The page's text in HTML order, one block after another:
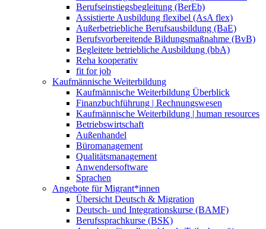
Berufseinstiegsbegleitung (BerEb)
Assistierte Ausbildung flexibel (AsA flex)
Außerbetriebliche Berufsausbildung (BaE)
Berufsvorbereitende Bildungsmaßnahme (BvB)
Begleitete betriebliche Ausbildung (bbA)
Reha kooperativ
fit for job
Kaufmännische Weiterbildung
Kaufmännische Weiterbildung Überblick
Finanzbuchführung | Rechnungswesen
Kaufmännische Weiterbildung | human resources
Betriebswirtschaft
Außenhandel
Büromanagement
Qualitätsmanagement
Anwendersoftware
Sprachen
Angebote für Migrant*innen
Übersicht Deutsch & Migration
Deutsch- und Integrationskurse (BAMF)
Berufssprachkurse (BSK)